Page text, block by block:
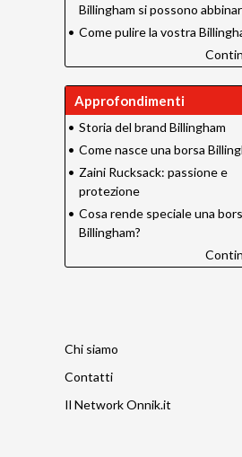
Billingham si possono
• Come pulire la vostra
Approfondimenti
• Storia del brand Billingham
• Come nasce una borsa
• Zaini Rucksack: passione e
protezione
• Cosa rende speciale una
Billingham?
Chi siamo
Contatti
Il Network Onnik.it